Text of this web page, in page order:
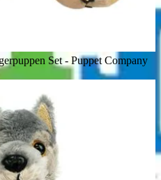
Set - Puppet Company